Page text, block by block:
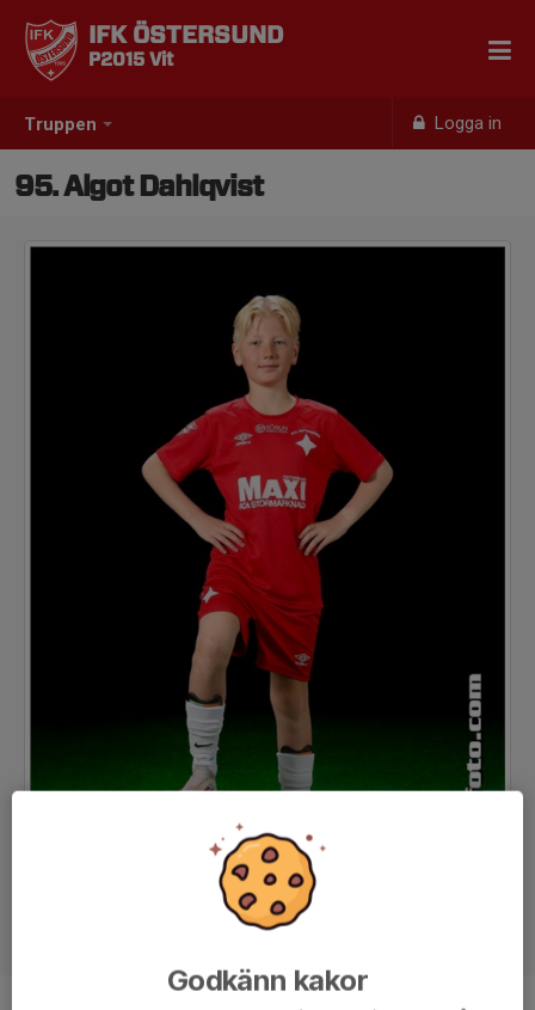
Truppen Logga in
IFK ÖSTERSUND
P2015 Vit
95. Algot Dahlqvist
Godkänn kakor